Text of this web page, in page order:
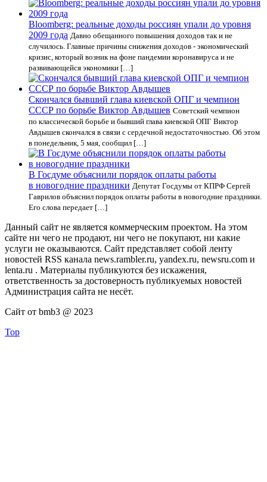
Bloomberg: реальные доходы россиян упали до уровня
2009 года Давно обещанного повышения доходов так и не
случилось. Главные причины снижения доходов - экономический
кризис, который возник на фоне пандемии коронавируса и не
развивающейся экономики […]
Скончался бывший глава киевской ОПГ и чемпион
СССР по борьбе Виктор Авдышев Советский чемпион
по классической борьбе и бывший глава киевской ОПГ Виктор
Авдышев скончался в связи с сердечной недостаточностью. Об этом
в понедельник, 5 мая, сообщил […]
В Госдуме объяснили порядок оплаты работы
в новогодние праздники Депутат Госдумы от КПРФ Сергей
Гаврилов объяснил порядок оплаты работы в новогодние праздники.
Его слова передает […]
Данный сайт не является коммерческим проектом. На этом
сайте ни чего не продают, ни чего не покупают, ни какие
услуги не оказываются. Сайт представляет собой ленту
новостей RSS канала news.rambler.ru, yandex.ru, newsru.com и
lenta.ru . Материалы публикуются без искажения,
ответственность за достоверность публикуемых новостей
Администрация сайта не несёт.
Сайт от bmb3 @ 2023
Top